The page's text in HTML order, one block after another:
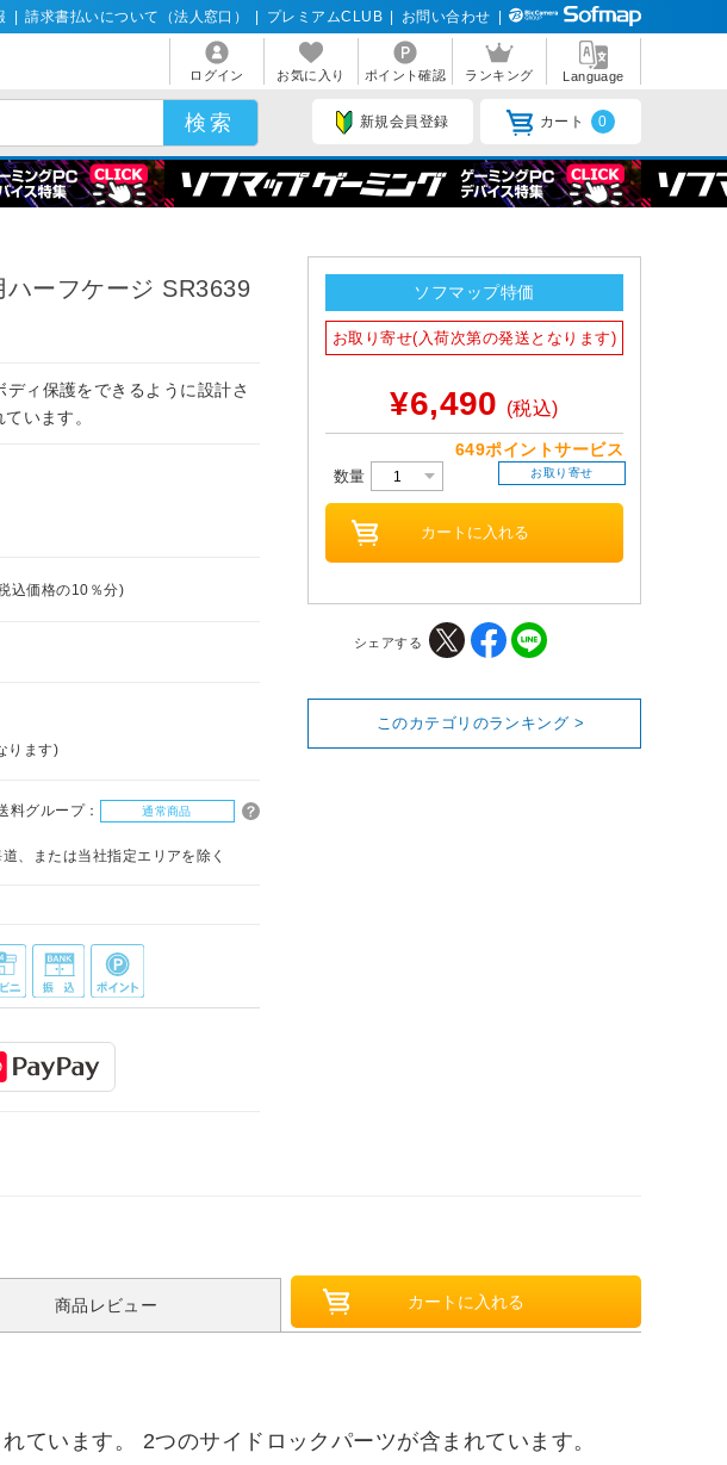
請求書払いについて（法人窓口） プレミアムCLUB お問い合わせ
ログイン お気に入り ポイント確認 ランキング Language
新規会員登録 カート 0
ーフケージ SR3639
ィ保護をできるように設計さ
います。
込価格の10％分)
ります)
料グループ： 通常商品
、または当社指定エリアを除く
ソフマップ特価
お取り寄せ(入荷次第の発送となります)
¥6,490 (税込)
649ポイントサービス
数量 お取り寄せ
シェアする
このカテゴリのランキング >
商品レビュー
ています。 2つのサイドロックパーツが含まれています。